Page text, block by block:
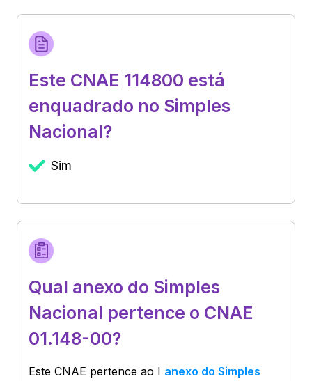
Este CNAE 114800 está
enquadrado no Simples
Nacional?
Sim
Qual anexo do Simples
Nacional pertence o CNAE
01.148-00?
Este CNAE pertence ao I anexo do Simples